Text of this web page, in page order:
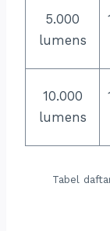
5.000
lumens
10.000
lumens
Tabel